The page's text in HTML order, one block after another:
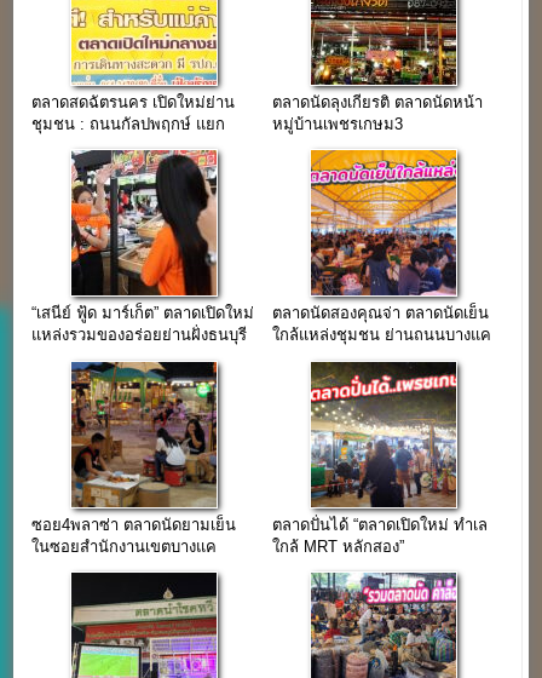
ตลาดสดฉัตรนคร เปิดใหม่ย่าน
ชุมชน : ถนนกัลปพฤกษ์ แยก
ตลาดนัดลุงเกียรติ ตลาดนัดหน้า
หมู่บ้านเพชรเกษม3
“เสนีย์ ฟู้ด มาร์เก็ต” ตลาดเปิดใหม่
แหล่งรวมของอร่อยย่านฝั่งธนบุรี
ตลาดนัดสองคุณจ่า ตลาดนัดเย็น
ใกล้แหล่งชุมชน ย่านถนนบางแค
ซอย4พลาซ่า ตลาดนัดยามเย็น
ในซอยสำนักงานเขตบางแค
ตลาดปั่นได้ “ตลาดเปิดใหม่ ทำเล
ใกล้ MRT หลักสอง”